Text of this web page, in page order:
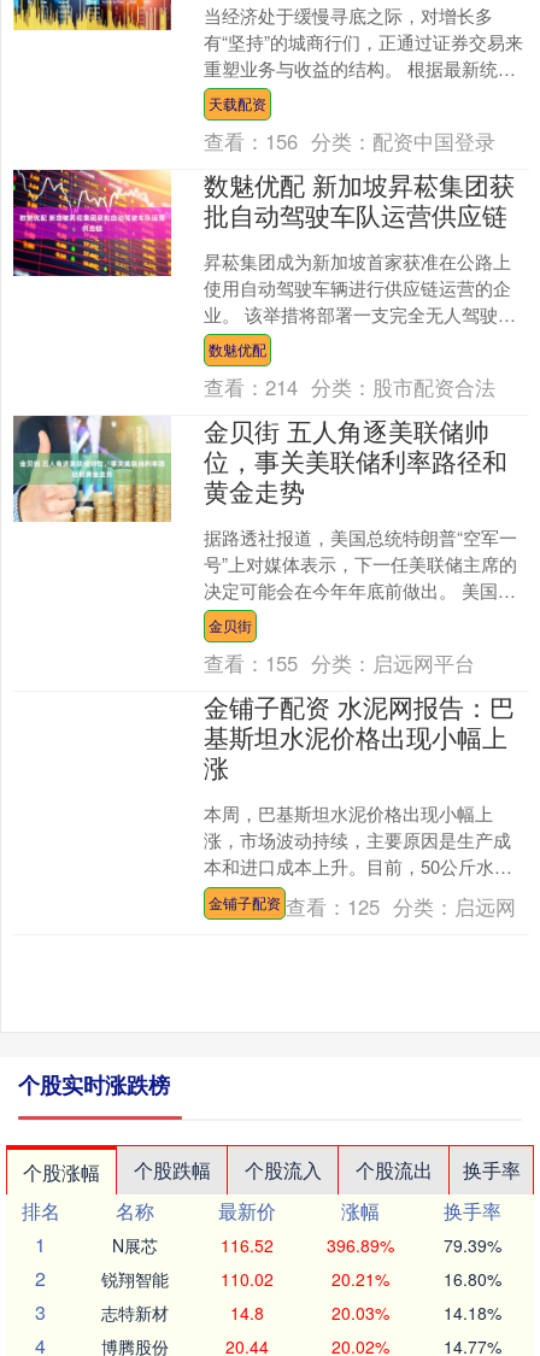
当经济处于缓慢寻底之际，对增长多
有“坚持”的城商行们，正通过证券交易来
重塑业务与收益的结构。 根据最新统
计，刚过去的9月份，城商行的现券交易
规模超过10.57万....
天载配资
查看： 156 分类： 配资中国登录
数魅优配 新加坡昇菘集团获
批自动驾驶车队运营供应链
昇菘集团成为新加坡首家获准在公路上
使用自动驾驶车辆进行供应链运营的企
业。 该举措将部署一支完全无人驾驶的
电动车队，在集团各配送中心之间运输
货物，实现物流网络关键....
数魅优配
查看：214 分类： 股市配资合法
金贝街 五人角逐美联储帅
位，事关美联储利率路径和
黄金走势
据路透社报道，美国总统特朗普“空军一
号”上对媒体表示，下一任美联储主席的
决定可能会在今年年底前做出。 美国财
政部长斯科特·贝森特（Scott Bessent）
则....
金贝街
查看： 155 分类： 启远网平台
金铺子配资 水泥网报告：巴
基斯坦水泥价格出现小幅上
涨
本周，巴基斯坦水泥价格出现小幅上
涨，市场波动持续，主要原因是生产成
本和进口成本上升。目前，50公斤水泥
袋的平均零售价格在1340卢比到1440卢
比之间，具体价格....
金铺子配资 查看： 125 分类： 启远网
个股实时涨跌榜
个股涨幅 个股跌幅 个股流入 个股流出
换手率
排名
名称 最新价 涨幅
换手率
1
N展芯 116.52 396.89% 79.39%
2 锐翔智能 110.02 20.21% 16.80%
3 志特新材 14.8 20.03% 14.18%
4 博腾股份 20.44 20.02% 14.77%